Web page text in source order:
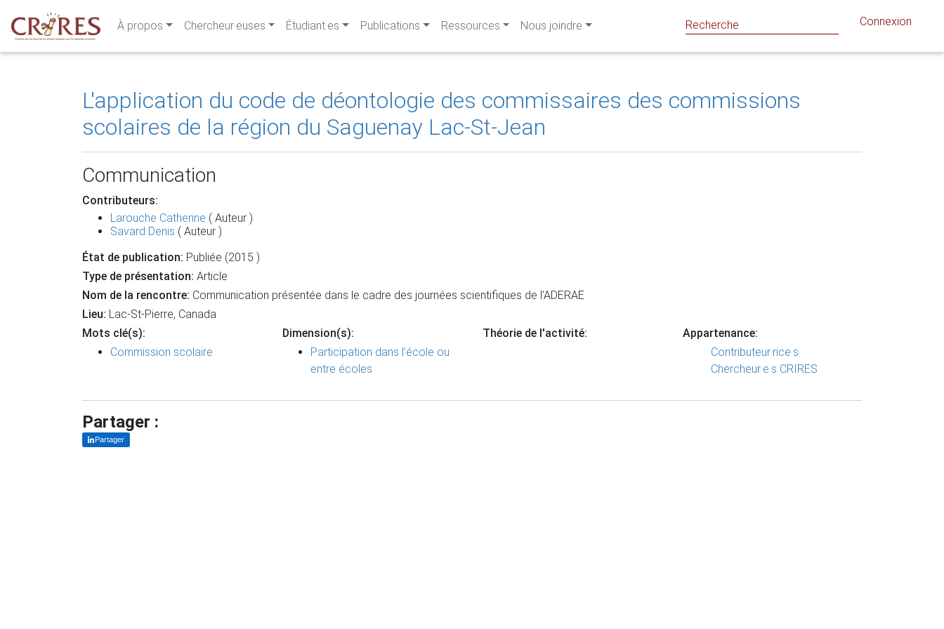
À propos Chercheur·euses Étudiant·es Publications Ressources Nous joindre Connexion
L'application du code de déontologie des commissaires des commissions
scolaires de la région du Saguenay Lac-St-Jean
Communication
Contributeurs:
Larouche Catherine ( Auteur )
Savard Denis ( Auteur )
État de publication: Publiée (2015 )
Type de présentation: Article
Nom de la rencontre: Communication présentée dans le cadre des journées scientifiques de l'ADERAE
Lieu: Lac-St-Pierre, Canada
Mots clé(s):
Commission scolaire
Dimension(s):
Participation dans l’école ou
entre écoles
Théorie de l'activité:
Appartenance:
Contributeur·rice·s
Chercheur·e·s CRIRES
Partager :
Partager